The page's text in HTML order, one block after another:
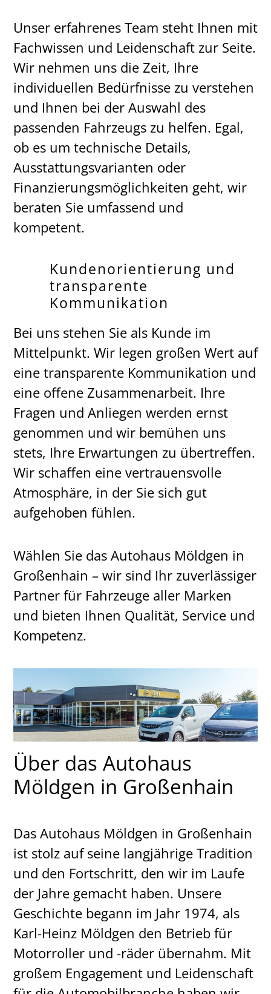
Unser erfahrenes Team steht Ihnen mit
Fachwissen und Leidenschaft zur Seite.
Wir nehmen uns die Zeit, Ihre
individuellen Bedürfnisse zu verstehen
und Ihnen bei der Auswahl des
passenden Fahrzeugs zu helfen. Egal,
ob es um technische Details,
Ausstattungsvarianten oder
Finanzierungsmöglichkeiten geht, wir
beraten Sie umfassend und
kompetent.
Kundenorientierung und
transparente
Kommunikation
Bei uns stehen Sie als Kunde im
Mittelpunkt. Wir legen großen Wert auf
eine transparente Kommunikation und
eine offene Zusammenarbeit. Ihre
Fragen und Anliegen werden ernst
genommen und wir bemühen uns
stets, Ihre Erwartungen zu übertreffen.
Wir schaffen eine vertrauensvolle
Atmosphäre, in der Sie sich gut
aufgehoben fühlen.
Wählen Sie das Autohaus Möldgen in
Großenhain – wir sind Ihr zuverlässiger
Partner für Fahrzeuge aller Marken
und bieten Ihnen Qualität, Service und
Kompetenz.
Über das Autohaus
Möldgen in Großenhain
Das Autohaus Möldgen in Großenhain
ist stolz auf seine langjährige Tradition
und den Fortschritt, den wir im Laufe
der Jahre gemacht haben. Unsere
Geschichte begann im Jahr 1974, als
Karl-Heinz Möldgen den Betrieb für
Motorroller und -räder übernahm. Mit
großem Engagement und Leidenschaft